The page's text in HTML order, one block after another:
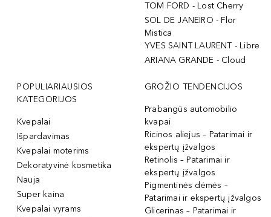
TOM FORD - Lost Cherry
SOL DE JANEIRO - Flor
Mistica
YVES SAINT LAURENT - Libre
ARIANA GRANDE - Cloud
POPULIARIAUSIOS
KATEGORIJOS
Kvepalai
Išpardavimas
Kvepalai moterims
Dekoratyvinė kosmetika
Nauja
Super kaina
Kvepalai vyrams
GROŽIO TENDENCIJOS
Prabangūs automobilio
kvapai
Ricinos aliejus – Patarimai ir
ekspertų įžvalgos
Retinolis – Patarimai ir
ekspertų įžvalgos
Pigmentinės dėmės –
Patarimai ir ekspertų įžvalgos
Glicerinas – Patarimai ir